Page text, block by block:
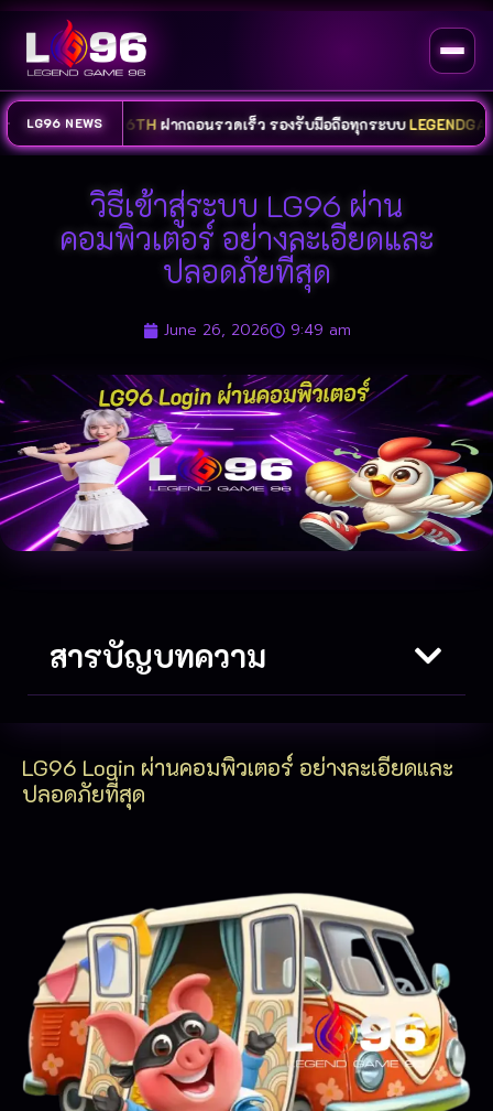
LG96 NEWS
ร LG96THฝากถอนรวดเร็ว รองรับมือถือทุกระบบLEGENDGAME96พร้อ
วิธีเข้าสู่ระบบ LG96 ผ่าน
คอมพิวเตอร์ อย่างละเอียดและ
ปลอดภัยที่สุด
June 26, 2026 9:49 am
สารบัญบทความ
LG96 Login ผ่านคอมพิวเตอร์ อย่างละเอียดและ
ปลอดภัยที่สุด